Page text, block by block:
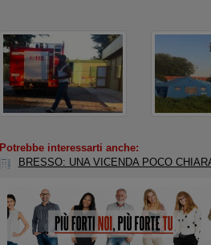
Potrebbe interessarti anche:
BRESSO: UNA VICENDA POCO